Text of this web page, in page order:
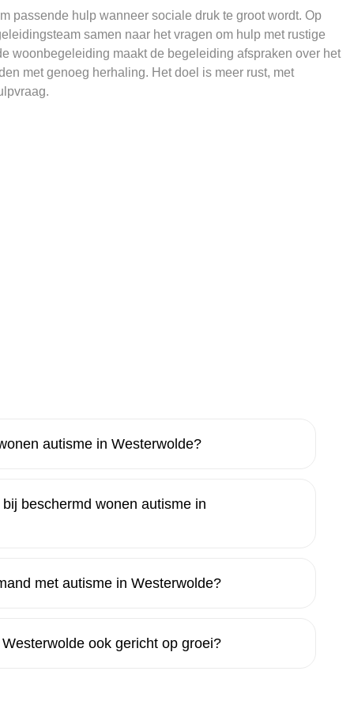
passende hulp wanneer sociale druk te groot wordt. Op
samen naar het vragen om hulp met rustige
woonbegeleiding maakt de begeleiding afspraken over het
met genoeg herhaling. Het doel is meer rust, met
autisme in Westerwolde?
beschermd wonen autisme in
met autisme in Westerwolde?
ook gericht op groei?